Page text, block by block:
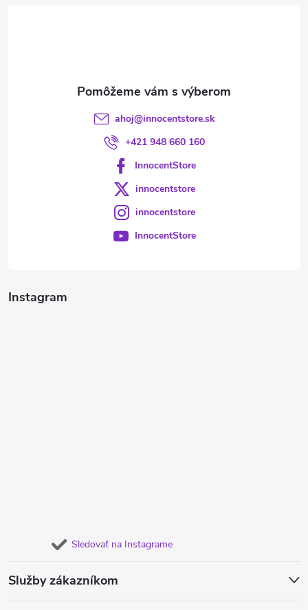
Instagram
Sledovať na Instagrame
Služby zákazníkom
ahoj@innocentstore.sk
+421 948 660 160
InnocentStore
innocentstore
innocentstore
InnocentStore